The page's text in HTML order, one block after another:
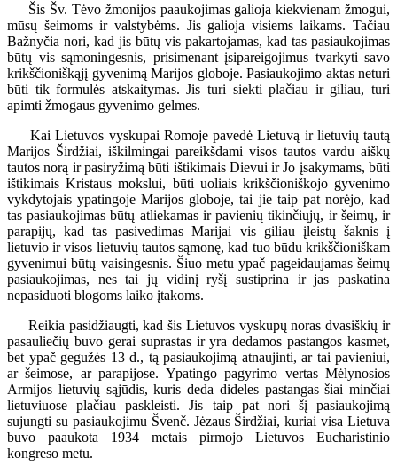
Šis Šv. Tėvo žmonijos paaukojimas galioja kiekvienam žmogui,
mūsų šeimoms ir valstybėms. Jis galioja visiems laikams. Tačiau
Bažnyčia nori, kad jis būtų vis pakartojamas, kad tas pasiaukojimas
būtų vis sąmoningesnis, prisimenant įsipareigojimus tvarkyti savo
krikščioniškąjį gyvenimą Marijos globoje. Pasiaukojimo aktas neturi
būti tik formulės atskaitymas. Jis turi siekti plačiau ir giliau, turi
apimti žmogaus gyvenimo gelmes.
Kai Lietuvos vyskupai Romoje pavedė Lietuvą ir lietuvių tautą
Marijos Širdžiai, iškilmingai pareikšdami visos tautos vardu aiškų
tautos norą ir pasiryžimą būti ištikimais Dievui ir Jo įsakymams, būti
ištikimais Kristaus mokslui, būti uoliais krikščioniškojo gyvenimo
vykdytojais ypatingoje Marijos globoje, tai jie taip pat norėjo, kad
tas pasiaukojimas būtų atliekamas ir pavienių tikinčiųjų, ir šeimų, ir
parapijų, kad tas pasivedimas Marijai vis giliau įleistų šaknis į
lietuvio ir visos lietuvių tautos sąmonę, kad tuo būdu krikščioniškam
gyvenimui būtų vaisingesnis. Šiuo metu ypač pageidaujamas šeimų
pasiaukojimas, nes tai jų vidinį ryšį sustiprina ir jas paskatina
nepasiduoti blogoms laiko įtakoms.
Reikia pasidžiaugti, kad šis Lietuvos vyskupų noras dvasiškių ir
pasauliečių buvo gerai suprastas ir yra dedamos pastangos kasmet,
bet ypač gegužės 13 d., tą pasiaukojimą atnaujinti, ar tai pavieniui,
ar šeimose, ar parapijose. Ypatingo pagyrimo vertas Mėlynosios
Armijos lietuvių sąjūdis, kuris deda dideles pastangas šiai minčiai
lietuviuose plačiau paskleisti. Jis taip pat nori šį pasiaukojimą
sujungti su pasiaukojimu Švenč. Jėzaus Širdžiai, kuriai visa Lietuva
buvo paaukota 1934 metais pirmojo Lietuvos Eucharistinio
kongreso metu.